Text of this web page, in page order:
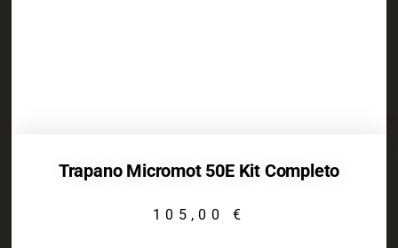
Trapano Micromot 50E Kit Completo
105,00 €